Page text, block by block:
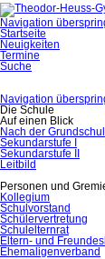
Navigation
Startseite
Neuigkeiten
Termine
Suche
Navigation
Die Schule
Auf einen Blick
Nach der
Sekundarstufe I
Sekundarstufe II
Leitbild
Personen und
Kollegium
Schulvorstand
Schülervertretung
Schulelternrat
Eltern- und
Ehemaligenverband